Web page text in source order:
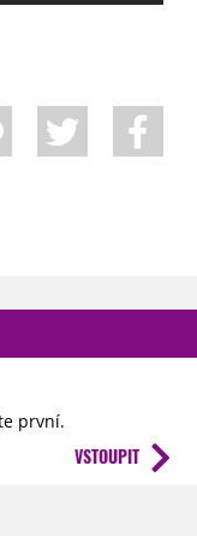
první.
VSTOUPIT